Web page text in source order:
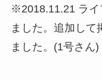
※2018.11.21 ライ
ました。追加して
ました。(1号さん)